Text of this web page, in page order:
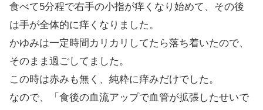
食べて5分程で右手の小指が痒くなり始めて、その後
は手が全体的に痒くなりました。
かゆみは一定時間カリカリしてたら落ち着いたので、
そのまま過ごしてました。
この時は赤みも無く、純粋に痒みだけでした。
なので、「食後の血流アップで血管が拡張したせいで